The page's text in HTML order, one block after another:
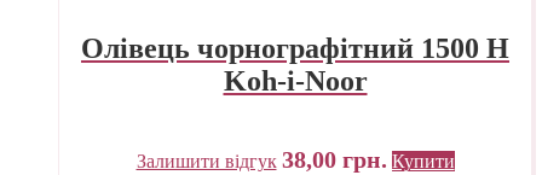
Олівець чорнографітний 1500 H
Koh-i-Noor
Залишити відгук 38,00 грн. Купити